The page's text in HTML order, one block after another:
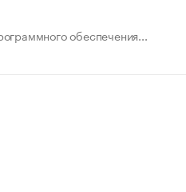
обеспечения...